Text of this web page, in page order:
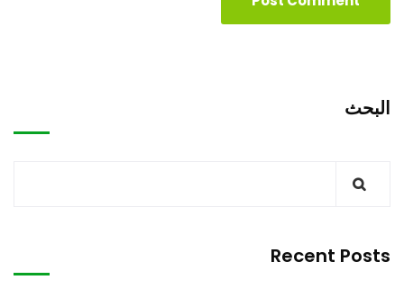
البحث
Recent Posts